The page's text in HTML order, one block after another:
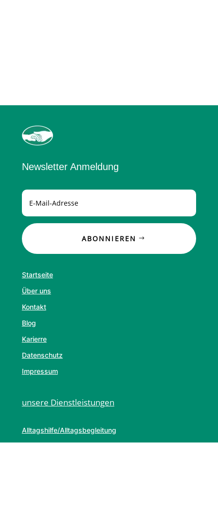
Newsletter Anmeldung
ABONNIEREN
Startseite
Über uns
Kontakt
Blog
Karierre
Datenschutz
Impressum
unsere Dienstleistungen
Alltagshilfe/Alltagsbegleitung